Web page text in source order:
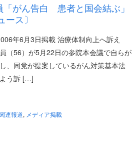
「がん告白 患者と国会結ぶ」
ース〕
年6月3日掲載 治療体制向上へ訴え
（56）が5月22日の参院本会議で自らが
、同党が提案しているがん対策基本法
う訴 […]
連報道, メディア掲載